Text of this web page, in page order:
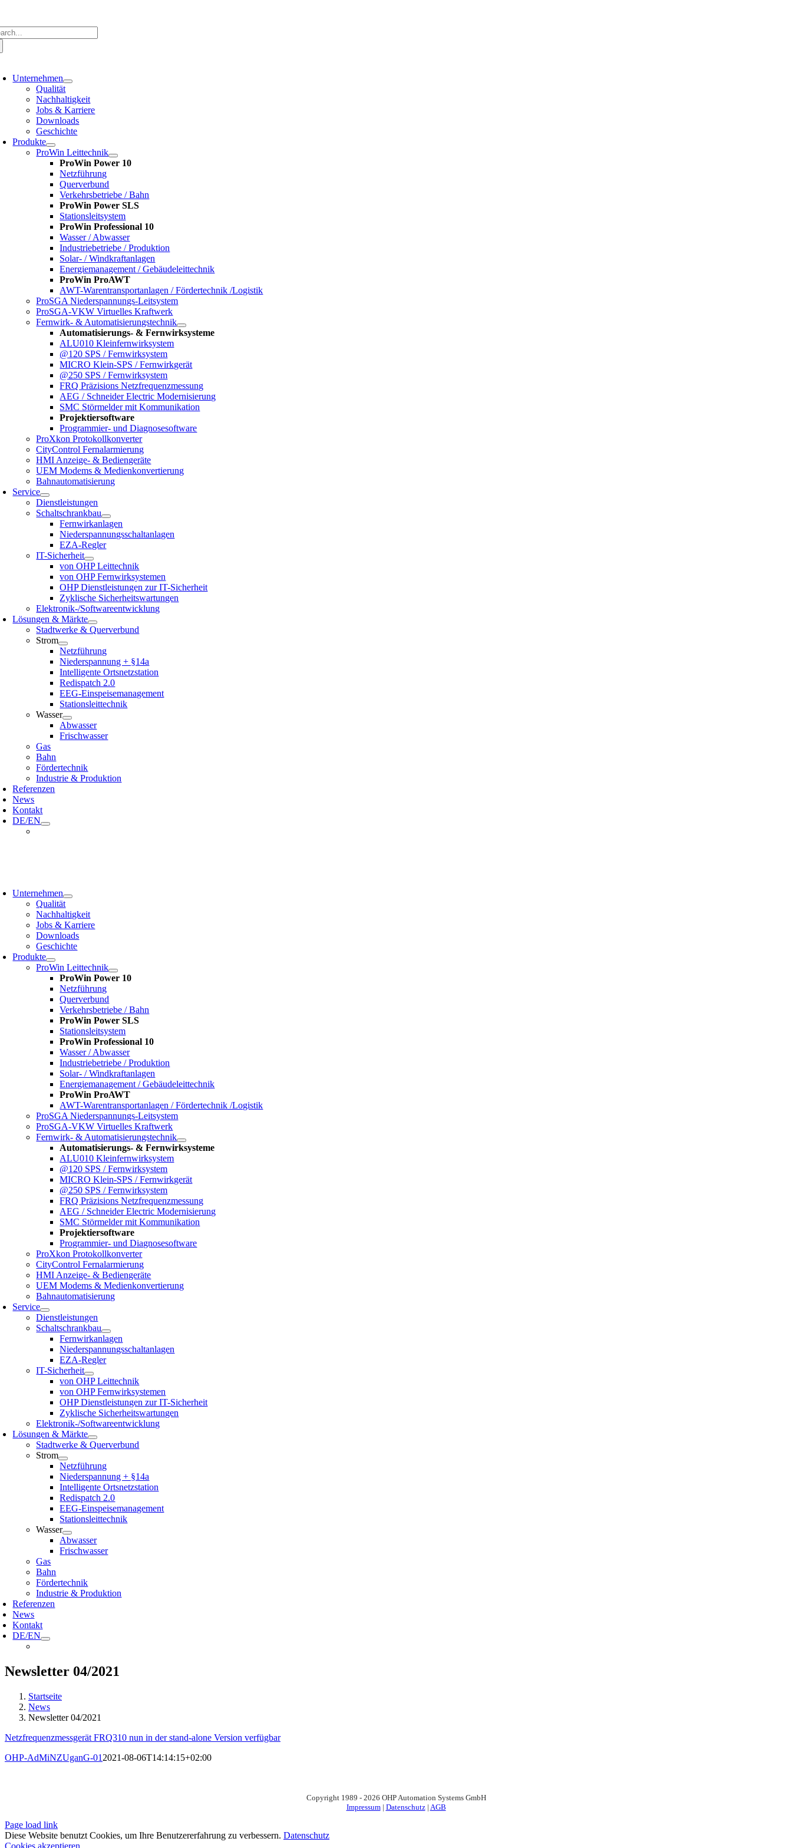
springen
Unternehmen
Qualität
Nachhaltigkeit
Jobs & Karriere
Downloads
Geschichte
Produkte
ProWin Leittechnik
ProWin Power 10
Netzführung
Querverbund
Verkehrsbetriebe / Bahn
ProWin Power SLS
Stationsleitsystem
ProWin Professional 10
Wasser / Abwasser
Industriebetriebe / Produktion
Solar- / Windkraftanlagen
Energiemanagement / Gebäudeleittechnik
ProWin ProAWT
AWT-Warentransportanlagen / Fördertechnik /Logistik
ProSGA Niederspannungs-Leitsystem
ProSGA-VKW Virtuelles Kraftwerk
Fernwirk- & Automatisierungstechnik
Automatisierungs- & Fernwirksysteme
ALU010 Kleinfernwirksystem
@120 SPS / Fernwirksystem
MICRO Klein-SPS / Fernwirkgerät
@250 SPS / Fernwirksystem
FRQ Präzisions Netzfrequenzmessung
AEG / Schneider Electric Modernisierung
SMC Störmelder mit Kommunikation
Projektiersoftware
Programmier- und Diagnosesoftware
ProXkon Protokollkonverter
CityControl Fernalarmierung
HMI Anzeige- & Bediengeräte
UEM Modems & Medienkonvertierung
Bahnautomatisierung
Service
Dienstleistungen
Schaltschrankbau
Fernwirkanlagen
Niederspannungsschaltanlagen
EZA-Regler
IT-Sicherheit
von OHP Leittechnik
von OHP Fernwirksystemen
OHP Dienstleistungen zur IT-Sicherheit
Zyklische Sicherheitswartungen
Elektronik-/Softwareentwicklung
Lösungen & Märkte
Stadtwerke & Querverbund
Strom
Netzführung
Niederspannung + §14a
Intelligente Ortsnetzstation
Redispatch 2.0
EEG-Einspeisemanagement
Stationsleittechnik
Wasser
Abwasser
Frischwasser
Gas
Bahn
Fördertechnik
Industrie & Produktion
Referenzen
News
Kontakt
DE/EN
Unternehmen
Qualität
Nachhaltigkeit
Jobs & Karriere
Downloads
Geschichte
Produkte
ProWin Leittechnik
ProWin Power 10
Netzführung
Querverbund
Verkehrsbetriebe / Bahn
ProWin Power SLS
Stationsleitsystem
ProWin Professional 10
Wasser / Abwasser
Industriebetriebe / Produktion
Solar- / Windkraftanlagen
Energiemanagement / Gebäudeleittechnik
ProWin ProAWT
AWT-Warentransportanlagen / Fördertechnik /Logistik
ProSGA Niederspannungs-Leitsystem
ProSGA-VKW Virtuelles Kraftwerk
Fernwirk- & Automatisierungstechnik
Automatisierungs- & Fernwirksysteme
ALU010 Kleinfernwirksystem
@120 SPS / Fernwirksystem
MICRO Klein-SPS / Fernwirkgerät
@250 SPS / Fernwirksystem
FRQ Präzisions Netzfrequenzmessung
AEG / Schneider Electric Modernisierung
SMC Störmelder mit Kommunikation
Projektiersoftware
Programmier- und Diagnosesoftware
ProXkon Protokollkonverter
CityControl Fernalarmierung
HMI Anzeige- & Bediengeräte
UEM Modems & Medienkonvertierung
Bahnautomatisierung
Service
Dienstleistungen
Schaltschrankbau
Fernwirkanlagen
Niederspannungsschaltanlagen
EZA-Regler
IT-Sicherheit
von OHP Leittechnik
von OHP Fernwirksystemen
OHP Dienstleistungen zur IT-Sicherheit
Zyklische Sicherheitswartungen
Elektronik-/Softwareentwicklung
Lösungen & Märkte
Stadtwerke & Querverbund
Strom
Netzführung
Niederspannung + §14a
Intelligente Ortsnetzstation
Redispatch 2.0
EEG-Einspeisemanagement
Stationsleittechnik
Wasser
Abwasser
Frischwasser
Gas
Bahn
Fördertechnik
Industrie & Produktion
Referenzen
News
Kontakt
DE/EN
Newsletter 04/2021
Startseite
News
Newsletter 04/2021
Netzfrequenzmessgerät FRQ310 nun in der stand-alone Version verfügbar
OHP-AdMiNZUganG-01 2021-08-06T14:14:15+02:00
Copyright 1989 - 2026 OHP Automation Systems GmbH
Impressum| Datenschutz| AGB
Page load link
Diese Website benutzt Cookies, um Ihre Benutzererfahrung zu verbessern. Datenschutz
Cookies akzeptieren